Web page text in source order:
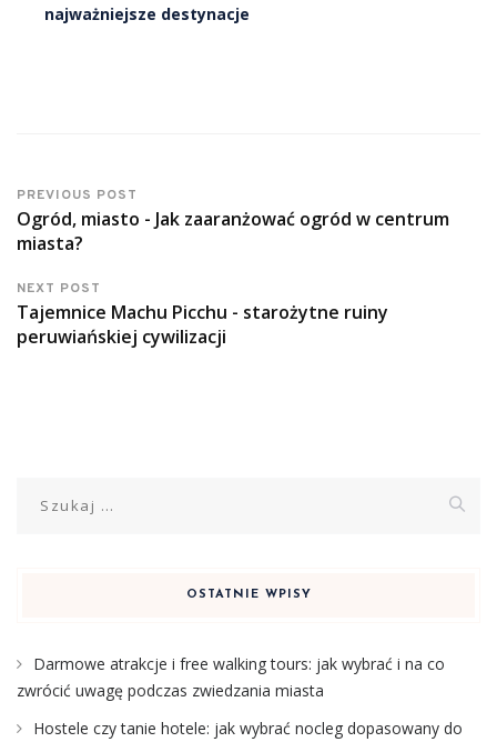
najważniejsze destynacje
PREVIOUS POST
Ogród, miasto - Jak zaaranżować ogród w centrum
miasta?
NEXT POST
Tajemnice Machu Picchu - starożytne ruiny
peruwiańskiej cywilizacji
OSTATNIE WPISY
Darmowe atrakcje i free walking tours: jak wybrać i na co
zwrócić uwagę podczas zwiedzania miasta
Hostele czy tanie hotele: jak wybrać nocleg dopasowany do